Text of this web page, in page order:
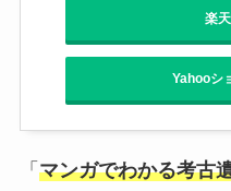
楽
Yahooシ
「 マンガでわかる考古